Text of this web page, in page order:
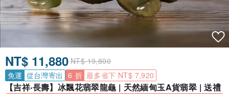
NT$ 11,880 NT$ 19,800
免運 從台灣寄出 6 折 最多省下 NT$ 7,920
【吉祥‧長壽】冰飄花翡翠龍龜 | 天然緬甸玉A貨翡翠 | 送禮